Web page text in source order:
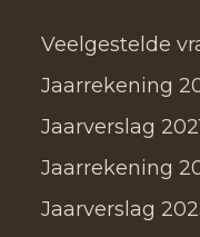
Veelgestelde
Jaarrekening
Jaarverslag
Jaarrekening
Jaarverslag